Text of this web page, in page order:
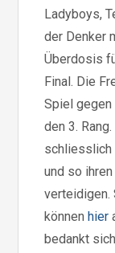
Ladyboys,
der Denker
Überdosis
Final. Die
Spiel gegen
den 3.
schliesslich
und so
verteidigen.
könnenhier
bedankt